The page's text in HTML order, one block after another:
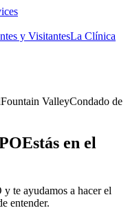
y VisitantesLa Clínica
Fountain ValleyCondado de
Estás en el
te ayudamos a hacer el
entender.